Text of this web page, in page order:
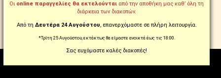
ΕΩΣ 18 ΑΤΟΚΕΣ ΜΕ ΠΙΣΤΩΤΙΚΗ
ΕΩΣ 60 ΔΟΣΕΙΣ ΜΕ tbi bank
Οι online παραγγελίες θα εκτελούνται από την αποθήκη μας καθ’ όλη τη
διάρκεια των διακοπών.
Από τη Δευτέρα 24 Αυγούστου, επανερχόμαστε σε πλήρη λειτουργία.
*Τρίτη 25 Αυγούστου, εκτάκτως θα είμαστε ανοικτά έως τις 18:00.
Σας ευχόμαστε καλές διακοπές!